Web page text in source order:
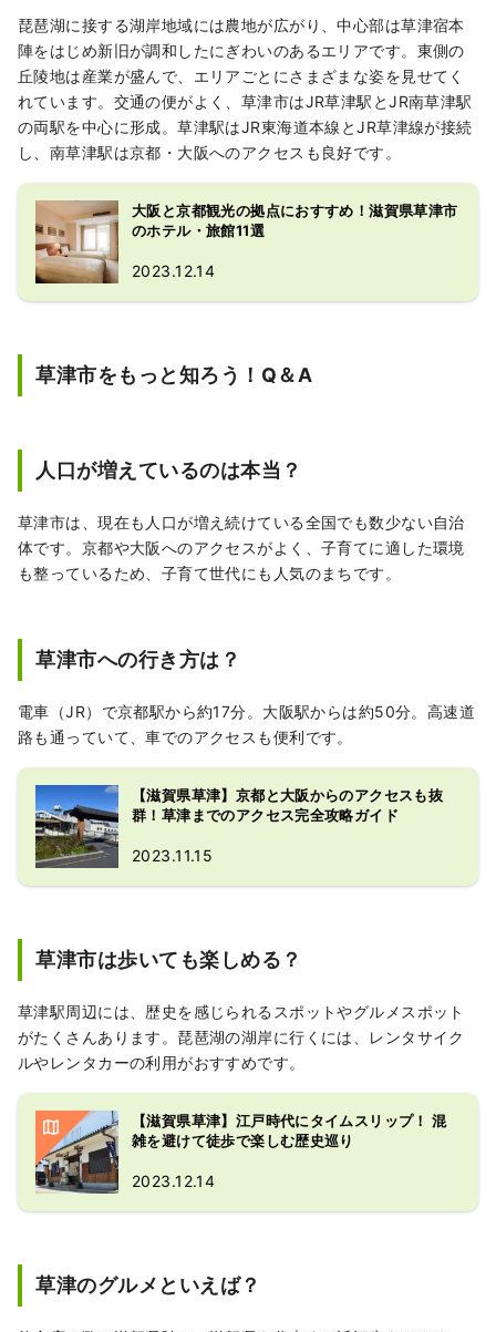
琵琶湖に接する湖岸地域には農地が広がり、中心部は草津宿本
陣をはじめ新旧が調和したにぎわいのあるエリアです。東側の
丘陵地は産業が盛んで、エリアごとにさまざまな姿を見せてく
れています。交通の便がよく、草津市はJR草津駅とJR南草津駅
の両駅を中心に形成。草津駅はJR東海道本線とJR草津線が接続
し、南草津駅は京都・大阪へのアクセスも良好です。
大阪と京都観光の拠点におすすめ！滋賀県草津市
のホテル・旅館11選
2023.12.14
草津市をもっと知ろう！Q＆A
人口が増えているのは本当？
草津市は、現在も人口が増え続けている全国でも数少ない自治
体です。京都や大阪へのアクセスがよく、子育てに適した環境
も整っているため、子育て世代にも人気のまちです。
草津市への行き方は？
電車（JR）で京都駅から約17分。大阪駅からは約50分。高速道
路も通っていて、車でのアクセスも便利です。
【滋賀県草津】京都と大阪からのアクセスも抜
群！草津までのアクセス完全攻略ガイド
2023.11.15
草津市は歩いても楽しめる？
草津駅周辺には、歴史を感じられるスポットやグルメスポット
がたくさんあります。琵琶湖の湖岸に行くには、レンタサイク
ルやレンタカーの利用がおすすめです。
【滋賀県草津】江戸時代にタイムスリップ！ 混
雑を避けて徒歩で楽しむ歴史巡り
2023.12.14
草津のグルメといえば？